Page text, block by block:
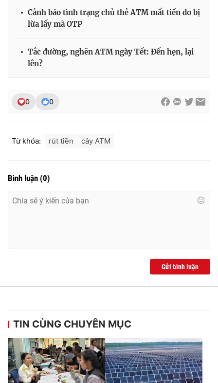
THỜI BÁO VTV
Thời báo VTV
Nguyễn Trọng Ninh
Cảnh báo tình trạng chủ thẻ ATM mất tiền do bị
lừa lấy mã OTP
Tắc đường, nghẽn ATM ngày Tết: Đến hẹn, lại
lên?
0 0
Từ khóa: rút tiền cây ATM
Bình luận (0)
Gửi bình luận
TIN CÙNG CHUYÊN MỤC